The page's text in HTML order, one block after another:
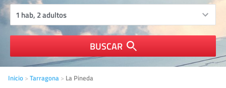
BUSCAR
Inicio Tarragona La Pineda